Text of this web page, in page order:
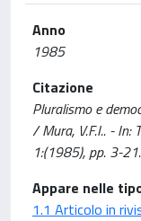
Anno
1985
Citazione
Pluralismo e
/ Mura, V.F.I.. - In:
1:(1985), pp. 3-21.
Appare nelle
1.1 Articolo in